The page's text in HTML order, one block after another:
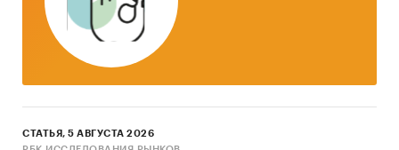
СТАТЬЯ, 5 АВГУСТА 2026